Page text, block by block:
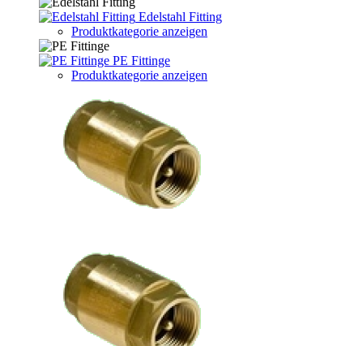
Edelstahl Fitting
Produktkategorie anzeigen
PE Fittinge
Produktkategorie anzeigen